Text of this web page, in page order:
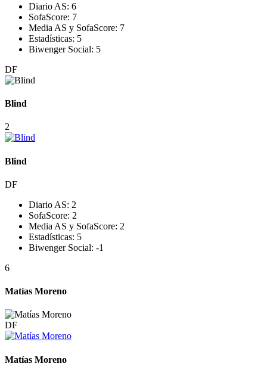
Diario AS: 6
SofaScore: 7
Media AS y SofaScore: 7
Estadísticas: 5
Biwenger Social: 5
DF
Blind
2
Blind
DF
Diario AS: 2
SofaScore: 2
Media AS y SofaScore: 2
Estadísticas: 5
Biwenger Social: -1
6
Matías Moreno
DF
Matías Moreno